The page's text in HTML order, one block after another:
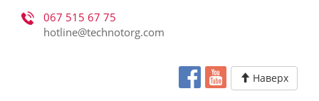
067 515 67 75
hotline@technotorg.com
Наверх